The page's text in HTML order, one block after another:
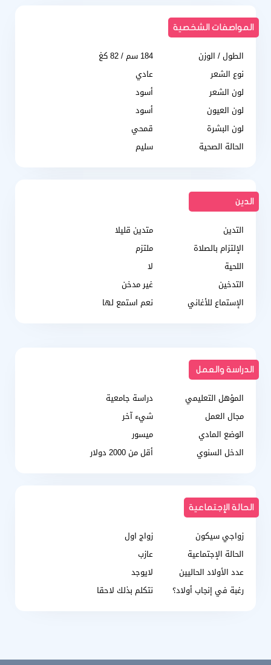
المواصفات الشخصية
الطول / الوزن
184 سم / 82 كغ
نوع الشعر
عادي
لون الشعر
أسود
لون العيون
أسود
لون البشرة
قمحي
الحالة الصحية
سليم
الدين
التدين
متدين قليلا
الإلتزام بالصلاة
ملتزم
اللحية
لا
التدخين
غير مدخن
الإستماع للأغاني
نعم استمع لها
الدراسة والعمل
المؤهل التعليمي
دراسة جامعية
مجال العمل
شيء آخر
الوضع المادي
ميسور
الدخل السنوي
أقل من 2000 دولار
الحالة الإجتماعية
زواجي سيكون
زواج اول
الحالة الإجتماعية
عازب
عدد الأولاد الحاليين
لايوجد
رغبة في إنجاب أولاد؟
نتكلم بذلك لاحقا